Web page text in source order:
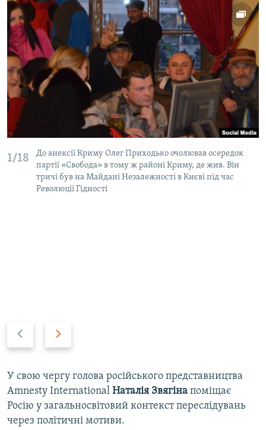
1/18
До анексії Криму Олег Приходько очолював осередок
партії «Свобода» в тому ж районі Криму, де жив. Він
тричі був на Майдані Незалежності в Києві під час
Революції Гідності
v
i
o
u
t
s
l
i
У свою чергу голова російського представництва
Amnesty International Наталія Звягіна поміщає
Росію у загальносвітовий контекст переслідувань
через політичні мотиви.